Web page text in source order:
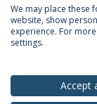
Privacy Policy
We may place these
website, show
experience. For
settings.
Accept